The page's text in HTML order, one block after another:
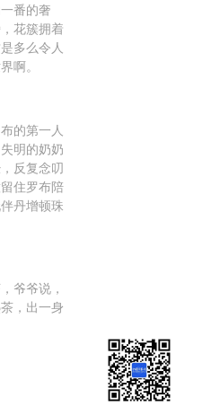
番的奢
花簇拥着
多么令人
啊。
的第一人
明的奶奶
反复念叨
住罗布陪
丹增顿珠
爷爷说，
，出一身